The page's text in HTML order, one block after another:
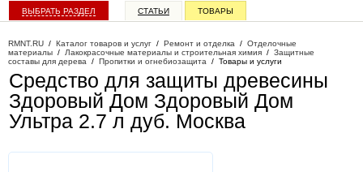
ВЫБРАТЬ РАЗДЕЛ СТАТЬИ ТОВАРЫ
RMNT.RU / Каталог товаров и услуг / Ремонт и отделка / Отделочные
материалы / Лакокрасочные материалы и строительная химия / Защитные
составы для дерева / Пропитки и огнебиозащита / Товары и услуги
Средство для защиты древесины
Здоровый Дом Здоровый Дом
Ультра 2.7 л дуб. Москва